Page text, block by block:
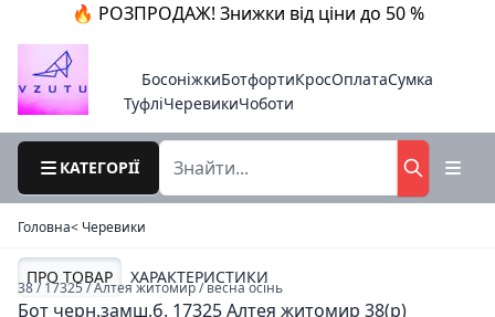
🔥 РОЗПРОДАЖ! Знижки від ціни до 50 %
БосоніжкиБотфортиКросОплатаСумка
ТуфліЧеревикиЧоботи
КАТЕГОРІЇ
Головна< Черевики
ПРО ТОВАР ХАРАКТЕРИСТИКИ
38 / 17325 / Алтея житомир / весна осінь
Бот черн.замш.б. 17325 Алтея житомир 38(р)